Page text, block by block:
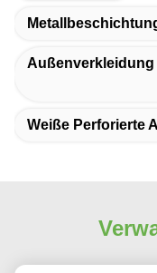
Außenverkleidung
Weiße Perforierte